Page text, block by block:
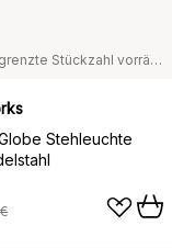
Nur begrenzte Stückzahl vorrätig
Stehleuchte